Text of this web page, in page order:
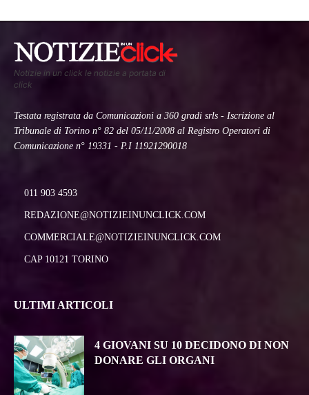
Notizie in un click le notizie a portata di
click
Testata registrata da Comunicazioni a 360 gradi srls - Iscrizione al
Tribunale di Torino n° 82 del 05/11/2008 al Registro Operatori di
Comunicazione n° 19331 - P.I 11921290018
011 903 4593
REDAZIONE@NOTIZIEINUNCLICK.COM
COMMERCIALE@NOTIZIEINUNCLICK.COM
CAP 10121 TORINO
ULTIMI ARTICOLI
4 GIOVANI SU 10 DECIDONO DI NON
DONARE GLI ORGANI